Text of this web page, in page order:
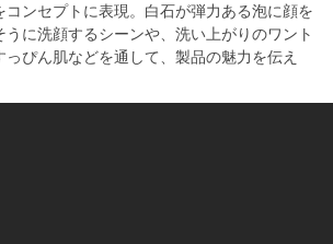
コンセプトに表現。白石が弾力ある泡に顔を
うに洗顔するシーンや、洗い上がりのワント
ぴん肌などを通して、製品の魅力を伝え